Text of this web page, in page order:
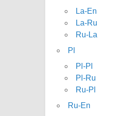
La-En
La-Ru
Ru-La
Pl
Pl-Pl
Pl-Ru
Ru-Pl
Ru-En